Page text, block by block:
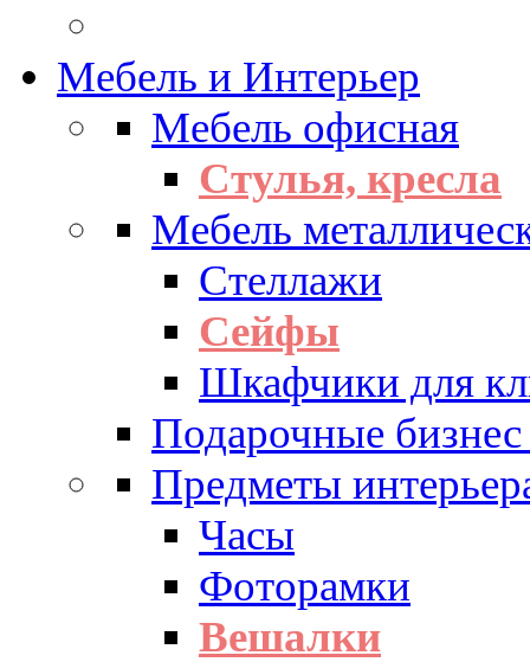
Мебель и Интерьер
Мебель офисная
Стулья, кресла
Мебель
Стеллажи
Сейфы
Шкафчики для
Подарочные бизнес
Предметы
Часы
Фоторамки
Вешалки